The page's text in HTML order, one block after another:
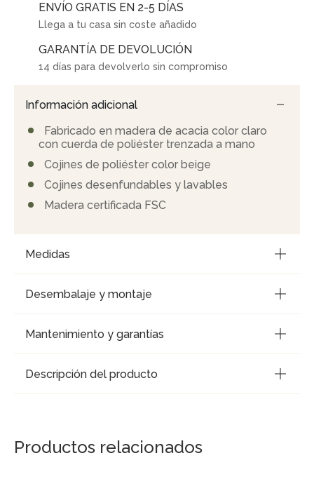
ENVÍO GRATIS EN 2-5 DÍAS
Llega a tu casa sin coste añadido
GARANTÍA DE DEVOLUCIÓN
14 días para devolverlo sin compromiso
Información adicional
Fabricado en madera de acacia color claro
con cuerda de poliéster trenzada a mano
Cojines de poliéster color beige
Cojines desenfundables y lavables
Madera certificada FSC
Medidas
Desembalaje y montaje
Mantenimiento y garantías
Descripción del producto
Productos relacionados